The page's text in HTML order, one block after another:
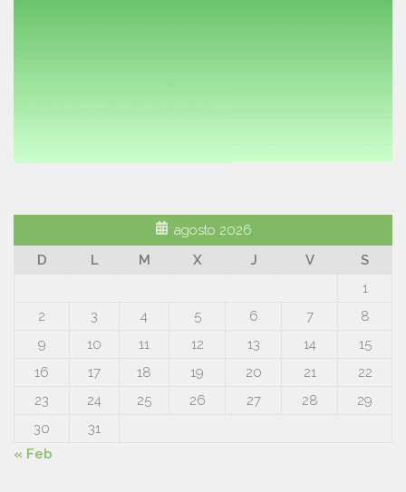
agosto 2026
D
L M X J V
S
1
2
3 4 5 6 7
8
9
10 11 12 13 14
15
16
17 18 19 20 21
22
23
24 25 26 27 28
29
30
31
« Feb